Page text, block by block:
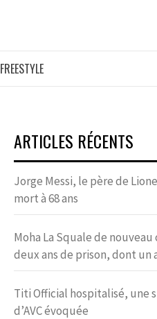
FREESTYLE
ARTICLES RÉCENTS
Jorge Messi, le père de
mort à 68 ans
Moha La Squale de nouveau
deux ans de prison, dont un
Titi Official hospitalisé, une
d’AVC évoquée